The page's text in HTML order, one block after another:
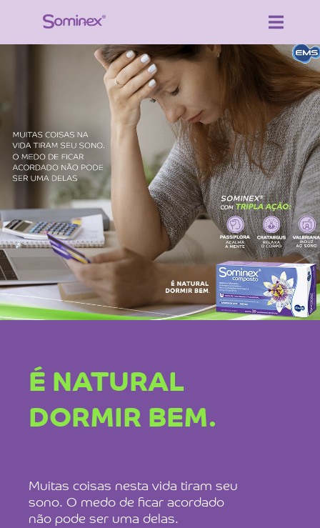
É NATURAL
DORMIR BEM.
Muitas coisas nesta vida tiram seu
sono. O medo de ficar acordado
não pode ser uma delas.